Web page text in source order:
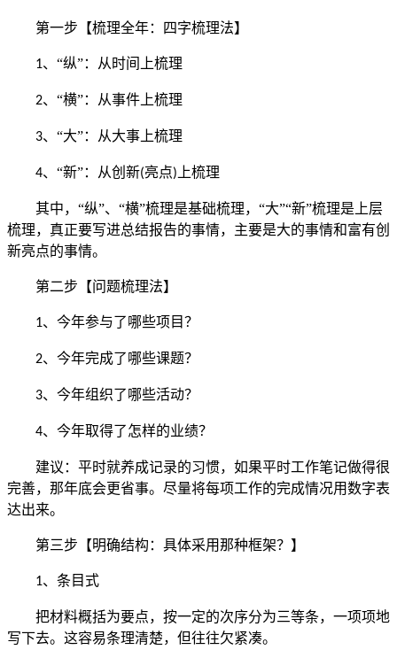
第一步【梳理全年：四字梳理法】
1、“纵”：从时间上梳理
2、“横”：从事件上梳理
3、“大”：从大事上梳理
4、“新”：从创新(亮点) 上梳理
其中， “纵”、“横”梳理是基础梳理，“大”“新”梳理是上层
梳理，真正要写进总结报告的事情，主要是大的事情和富有创
新亮点的事情。
第二步【问题梳理法】
1、今年参与了哪些项目？
2、今年完成了哪些课题？
3、今年组织了哪些活动？
4、今年取得了怎样的业绩？
建议：平时就养成记录的习惯，如果平时工作笔记做得很
完善，那年底会更省事。尽量将每项工作的完成情况用数字表
达出来。
第三步【明确结构：具体采用那种框架？】
1、条目式
把材料概括为要点，按一定的次序分为三等条，一项项地
写下去。这容易条理清楚，但往往欠紧凑。